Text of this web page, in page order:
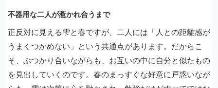
不器用な二人が惹かれ合うまで
正反対に見える雫と春ですが、二人には「人との距離感が
うまくつかめない」という共通点があります。だからこ
そ、ぶつかり合いながらも、お互いの中に自分と似たもの
を見出していくのです。春のまっすぐな好意に戸惑いなが